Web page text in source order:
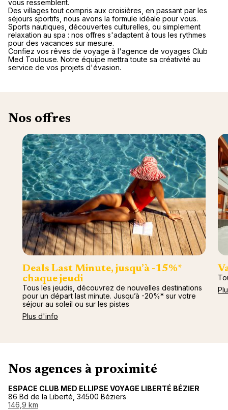
vous ressemblent.
Des villages tout compris aux croisières, en passant par les
séjours sportifs, nous avons la formule idéale pour vous.
Sports nautiques, découvertes culturelles, ou simplement
relaxation au spa : nos offres s'adaptent à tous les rythmes
pour des vacances sur mesure.
Confiez vos rêves de voyage à l'agence de voyages Club
Med Toulouse. Notre équipe mettra toute sa créativité au
service de vos projets d'évasion.
Nos offres
Deals Last Minute, jusqu’à -15%*
chaque jeudi
Tous les jeudis, découvrez de nouvelles destinations
pour un départ last minute. Jusqu’à -20%* sur votre
séjour au soleil ou sur les pistes
Plus d'info
Nos agences à proximité
ESPACE CLUB MED ELLIPSE VOYAGE LIBERTÉ BÉZIER
86 Bd de la Liberté, 34500 Béziers
146,9 km